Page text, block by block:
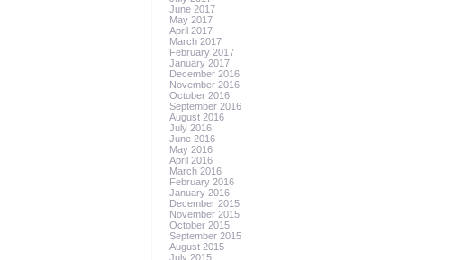
June 2017
May 2017
April 2017
March 2017
February 2017
January 2017
December 2016
November 2016
October 2016
September 2016
August 2016
July 2016
June 2016
May 2016
April 2016
March 2016
February 2016
January 2016
December 2015
November 2015
October 2015
September 2015
August 2015
July 2015